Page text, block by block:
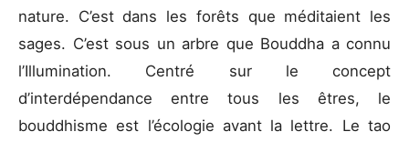
nature. C’est dans les forêts que méditaient les
sages. C’est sous un arbre que Bouddha a connu
l’Illumination. Centré sur le concept
d’interdépendance entre tous les êtres, le
bouddhisme est l’écologie avant la lettre. Le tao